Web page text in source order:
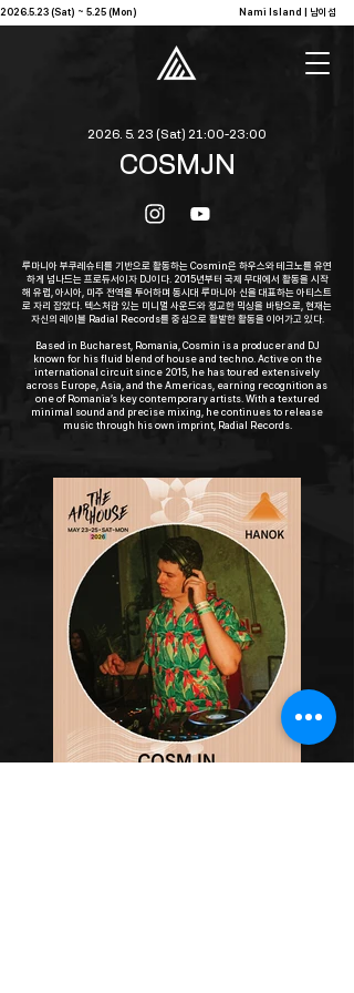
2026.5.23 (Sat) ~ 5.25 (Mon)                                              Nami Island | 남이
2026. 5. 23 (Sat) 21:00-23:00
COSMJN
루마니아 부쿠레슈티를 기반으로 활동하는 Cosmin은 하우스와 테크노를 유연
하게 넘나드는 프로듀서이자 DJ이다. 2015년부터 국제 무대에서 활동을 시작
해 유럽, 아시아, 미주 전역을 투어하며 동시대 루마니아 신을 대표하는 아티스트
로 자리 잡았다. 텍스처감 있는 미니멀 사운드와 정교한 믹싱을 바탕으로, 현재는
자신의 레이블 Radial Records를 중심으로 활발한 활동을 이어가고 있다.
Based in Bucharest, Romania, Cosmin is a producer and DJ
known for his fluid blend of house and techno. Active on the
international circuit since 2015, he has toured extensively
across Europe, Asia, and the Americas, earning recognition as
one of Romania’s key contemporary artists. With a textured
minimal sound and precise mixing, he continues to release
music through his own imprint, Radial Records.